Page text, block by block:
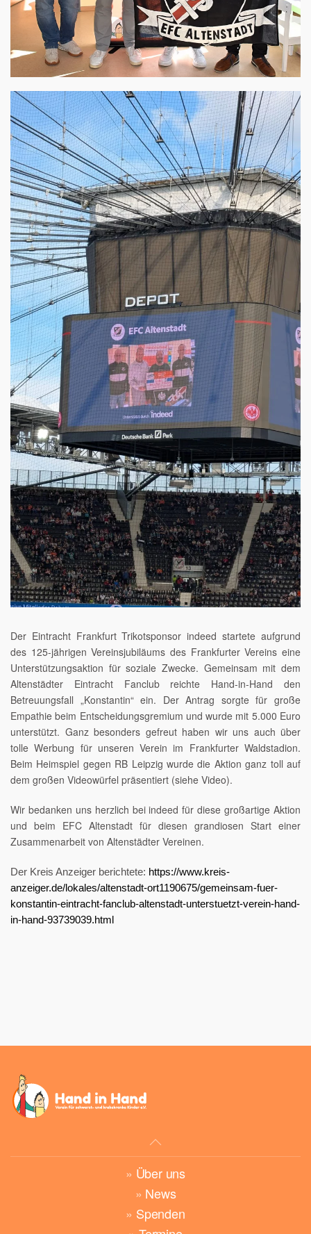
Der Eintracht Frankfurt Trikotsponsor indeed startete aufgrund
des 125-jährigen Vereinsjubiläums des Frankfurter Vereins eine
Unterstützungsaktion für soziale Zwecke. Gemeinsam mit dem
Altenstädter Eintracht Fanclub reichte Hand-in-Hand den
Betreuungsfall „Konstantin“ ein. Der Antrag sorgte für große
Empathie beim Entscheidungsgremium und wurde mit 5.000 Euro
unterstützt. Ganz besonders gefreut haben wir uns auch über
tolle Werbung für unseren Verein im Frankfurter Waldstadion.
Beim Heimspiel gegen RB Leipzig wurde die Aktion ganz toll auf
dem großen Videowürfel präsentiert (siehe Video).
Wir bedanken uns herzlich bei indeed für diese großartige Aktion
und beim EFC Altenstadt für diesen grandiosen Start einer
Zusammenarbeit von Altenstädter Vereinen.
Der Kreis Anzeiger berichtete: https://www.kreis-
anzeiger.de/lokales/altenstadt-ort1190675/gemeinsam-fuer-
konstantin-eintracht-fanclub-altenstadt-unterstuetzt-verein-hand-
in-hand-93739039.html
» Über uns
» News
» Spenden